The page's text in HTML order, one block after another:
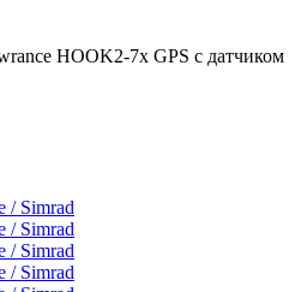
HOOK2-7x GPS с датчиком